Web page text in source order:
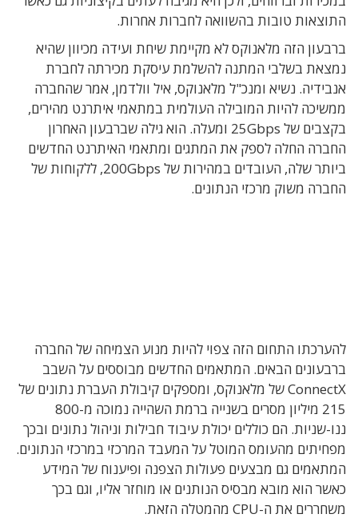
התוצאות טובות בהשוואה לחברות אחרות.
ברבעון הזה מלאנוקס לא מקיימת שיחת ועידה מכיוון שהיא
נמצאת בשלבי המתנה להשלמת עיסקת מכירתה לחברת
אנבידיה. נשיא ומנכ"ל מלאנוקס, איל וולדמן, אמר שהחברה
ממשיכה להיות המובילה העולמית במתאמי איתרנט מהירים,
בקצבים של 25Gbps ומעלה. הוא גילה שברבעון האחרון
החברה החלה לספק את המתגים ומתאמי האיתרנט החדשים
ביותר שלה, העובדים במהירות של 200Gbps, ללקוחות של
החברה משוק מרכזי הנתונים.
להערכתו התחום הזה צפוי להיות מנוע הצמיחה של החברה
ברבעונים הבאים. המתאמים החדשים מבוססים על השבב
ConnectX של מלאנוקס, ומספקים קיבולת העברת נתונים של
215 מיליון מסרים בשנייה ברמת השהייה נמוכה מ-800
ננו-שניות. הם כוללים יכולת עיבוד חבילות וניהול נתונים ובכך
מפחיתים מהעומס המוטל על המעבד המרכזי במרכזי הנתונים.
המתאמים גם מבצעים פעולות הצפנה ופיענוח של המידע
כאשר הוא מובא מבסיס הנותנים או מוחזר אליו, וגם בכך
משחררים את ה-CPU מהמטלה הזאת.